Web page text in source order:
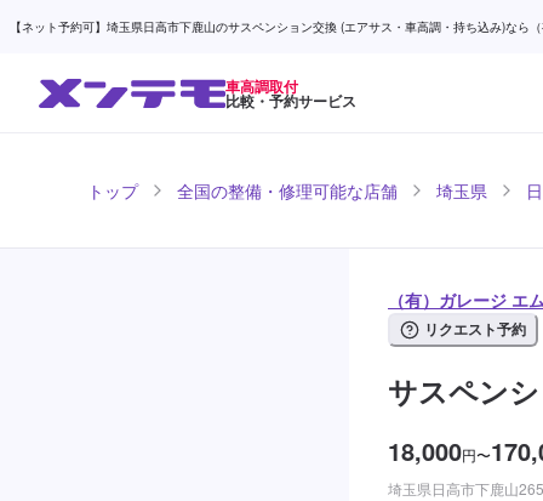
【ネット予約可】埼玉県日高市下鹿山のサスペンション交換 (エアサス・車高調・持ち込み)なら
車高調取付
比較・予約サービス
トップ 全国の整備・修理可能な店舗 埼玉県
（有）ガレージ
リクエスト予約
サスペン
18,000円〜
埼玉県日高市下鹿山